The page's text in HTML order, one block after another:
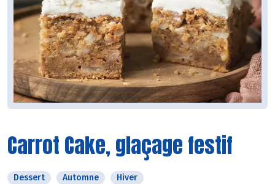
Carrot Cake, glaçage festif
Dessert Automne Hiver